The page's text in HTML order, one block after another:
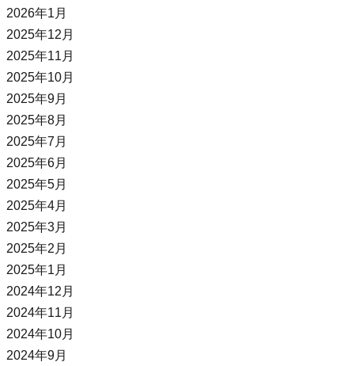
2026年1月
2025年12月
2025年11月
2025年10月
2025年9月
2025年8月
2025年7月
2025年6月
2025年5月
2025年4月
2025年3月
2025年2月
2025年1月
2024年12月
2024年11月
2024年10月
2024年9月